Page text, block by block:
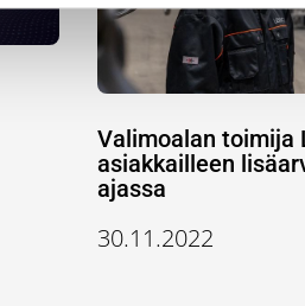
Valimoalan toimija
asiakkailleen
ajassa
30.11.2022